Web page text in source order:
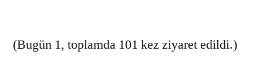
(Bugün 1, toplamda 101 kez ziyaret edildi.)